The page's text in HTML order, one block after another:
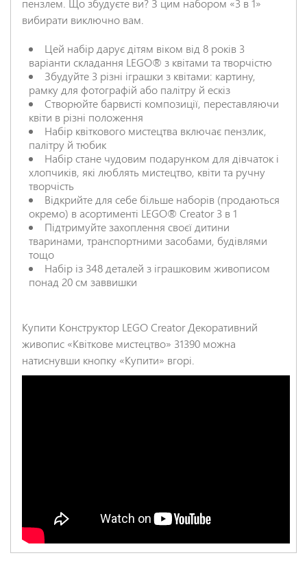
пензлем. Що збудуєте ви? З цим набором «3 в 1»
вибирати виключно вам.
Цей набір дарує дітям віком від 8 років 3
варіанти складання LEGO® з квітами та творчістю
Збудуйте 3 різні іграшки з квітами: картину,
рамку для фотографій або палітру й ескіз
Створюйте барвисті композиції, переставляючи
квіти в різні положення
Набір квіткового мистецтва включає пензлик,
палітру й тюбик
Набір стане чудовим подарунком для дівчаток і
хлопчиків, які люблять мистецтво, квіти та ручну
творчість
Відкрийте для себе більше наборів (продаються
окремо) в асортименті LEGO® Creator 3 в 1
Підтримуйте захоплення своєї дитини
тваринами, транспортними засобами, будівлями
тощо
Набір із 348 деталей з іграшковим живописом
понад 20 см заввишки
Купити Конструктор LEGO Creator Декоративний
живопис «Квіткове мистецтво» 31390 можна
натиснувши кнопку «Купити» вгорі.
НАДІСЛАТИ ВІДГУК